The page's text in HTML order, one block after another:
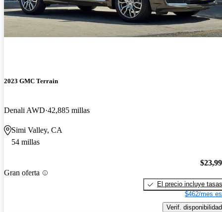
2023 GMC Terrain
Denali AWD 42,885 millas
Simi Valley, CA
54 millas
Gran oferta
El precio incluye tasas
$462/mes
Verif. disponibilidad